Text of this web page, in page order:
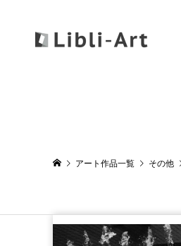
アート作品一覧 その他